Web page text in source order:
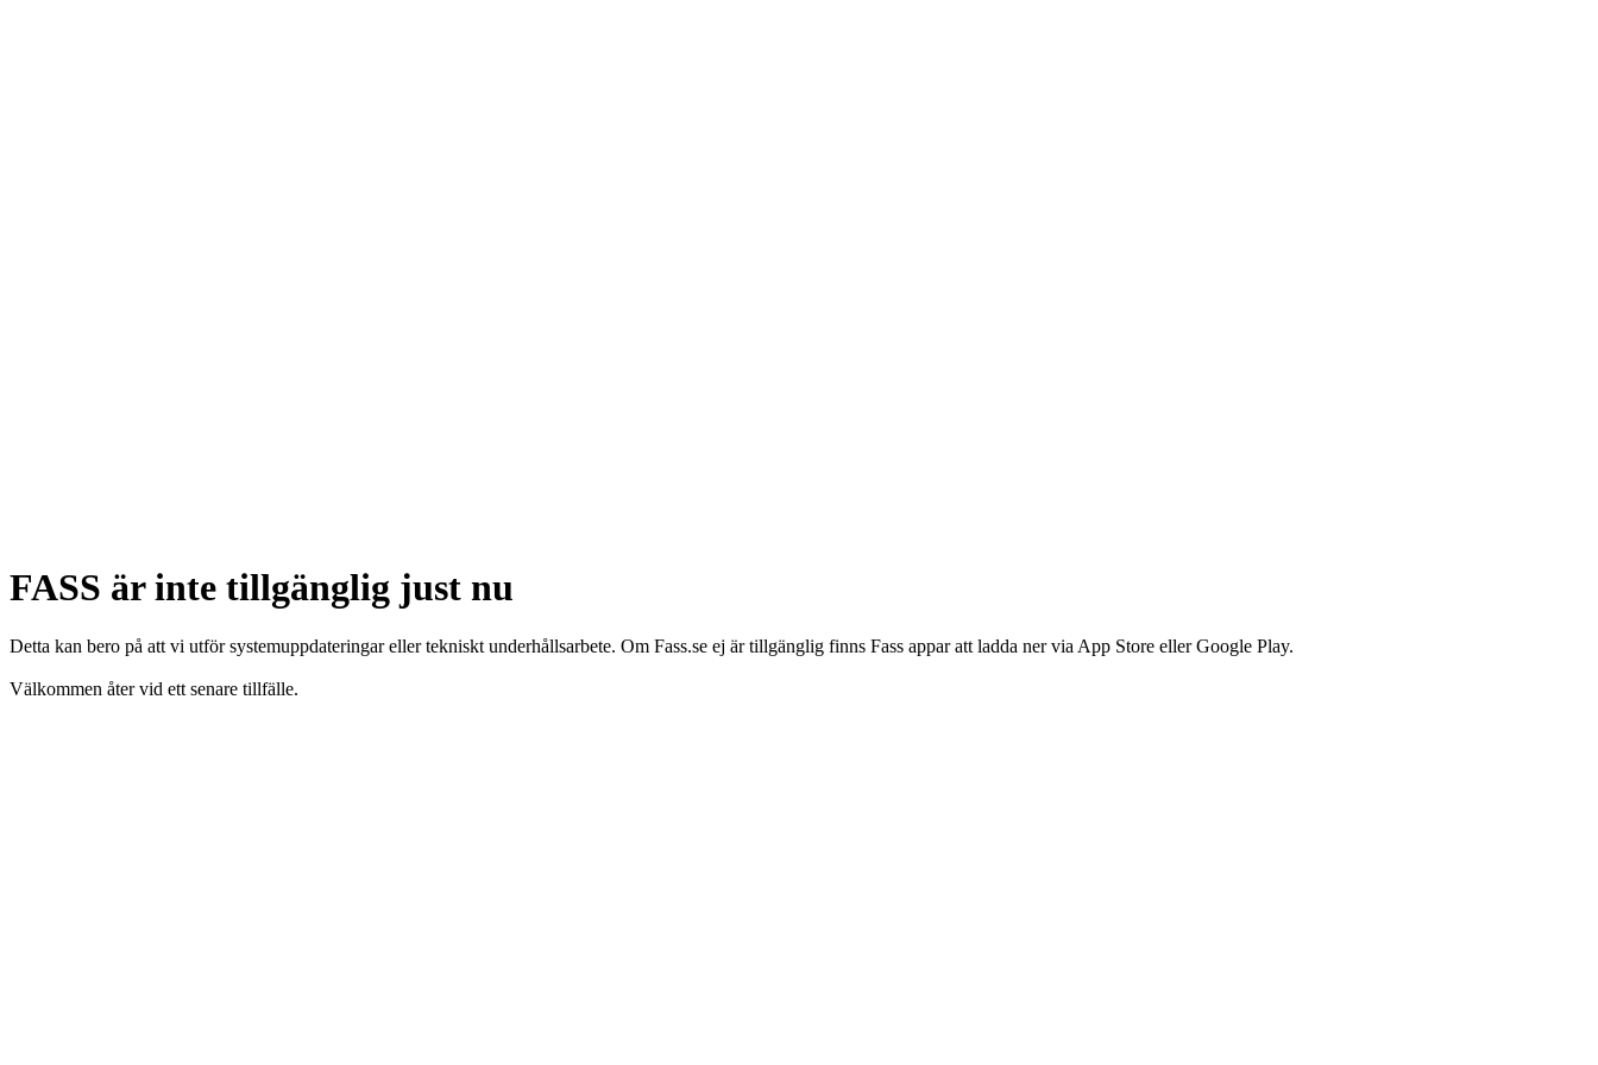
FASS är inte tillgänglig just nu
Detta kan bero på att vi utför systemuppdateringar eller tekniskt underhållsarbete. Om Fass.se ej är tillgänglig finns Fass appar att ladda ner via App Store eller Google Play.
Välkommen åter vid ett senare tillfälle.